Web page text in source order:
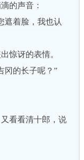
的声音：
着脸，我也认
惊讶的表情。
的长子呢？”
看看清十郎，说